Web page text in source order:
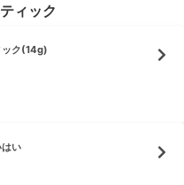
ィック
ック(14g)
い